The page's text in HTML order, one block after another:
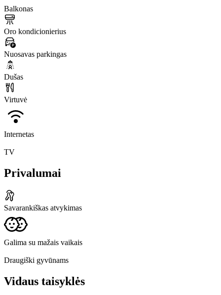
Balkonas
Oro kondicionierius
Nuosavas parkingas
Dušas
Virtuvė
Internetas
TV
Privalumai
Savarankiškas atvykimas
Galima su mažais vaikais
Draugiški gyvūnams
Vidaus taisyklės